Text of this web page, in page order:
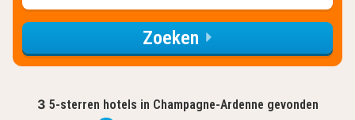
Zoeken
3 5-sterren hotels in Champagne-Ardenne gevonden